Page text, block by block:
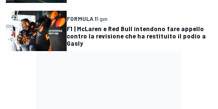
FORMULA 11 gm
F1 | McLaren e Red Bull intendono fare appello
contro la revisione che ha restituito il podio a
Gasly